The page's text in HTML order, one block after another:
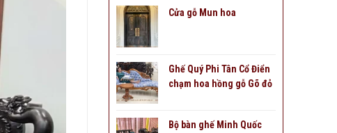
Cửa gỗ Mun hoa
Ghế Quý Phi Tân Cổ Điển
chạm hoa hồng gỗ Gõ đỏ
Bộ bàn ghế Minh Quốc